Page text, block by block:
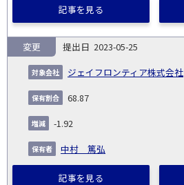
記事を見る
2023-05-25
ジェイフロンティア株式会社
変更
68.87
-1.92
中村 篤弘
記事を見る